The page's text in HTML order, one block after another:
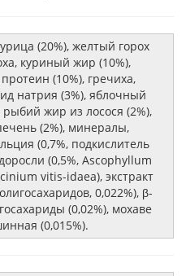
(20%), желтый горох
куриный жир (10%),
(10%), гречиха,
натрия (3%), яблочный
жир из лосося (2%),
(2%), минералы,
(0,7%, подкислитель
(0,5%, Ascophyllum
vitis-idaea), экстракт
0,022%), β-
(0,02%), мохаве
(0,015%).